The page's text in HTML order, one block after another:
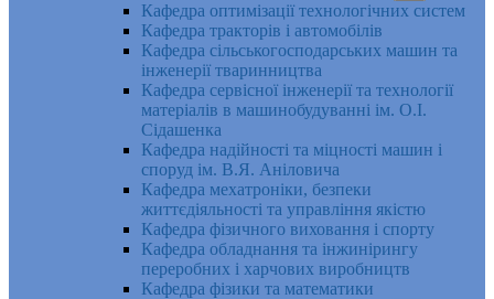
Кафедра оптимізації технологічних систем
Кафедра тракторів і автомобілів
Кафедра сільськогосподарських машин та
інженерії тваринництва
Кафедра cервісної інженерії та технології
матеріалів в машинобудуванні ім. О.І.
Сідашенка
Кафедра надійності та міцності машин і
споруд ім. В.Я. Аніловича
Кафедра мехатроніки, безпеки
життєдіяльності та управління якістю
Кафедра фізичного виховання і спорту
Кафедра обладнання та інжинірингу
переробних і харчових виробництв
Кафедра фізики та математики